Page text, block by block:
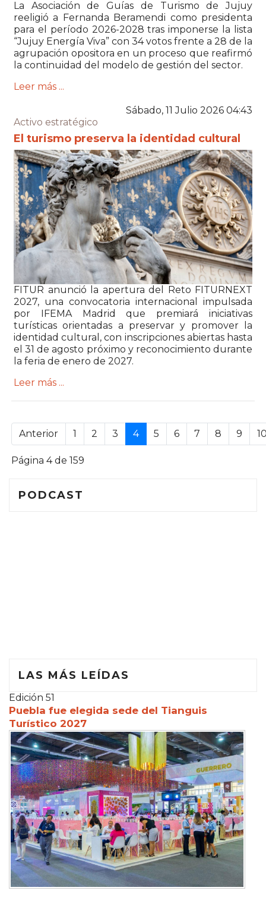
La Asociación de Guías de Turismo deJujuy
reeligió a
Fernanda Beramendi como presidenta
para el período 2026-2028 tras imponerse la lista
“Jujuy Energía Viva” con 34 votos frente a 28 de la
agrupación opositora en un proceso que reafirmó
la continuidad del modelo de gestión del sector.
Leer más ...
Sábado, 11 Julio 2026 04:43
Activo estratégico
El turismo preserva la identidad cultural
FITUR anunció la apertura del Reto FITURNEXT
2027, una convocatoria internacional impulsada
por IFEMA Madrid
que premiará iniciativas
turísticas orientadas a preservar y promover la
identidad cultural, con inscripciones abiertas hasta
el 31 de agosto próximo y reconocimiento durante
la feria de enero de 2027.
Leer más ...
Anterior
1 2 3 4 5 6 7 8 9
Página 4 de 159
PODCAST
LAS MÁS LEÍDAS
Edición 51
Puebla fue elegida sede del Tianguis
Turístico 2027